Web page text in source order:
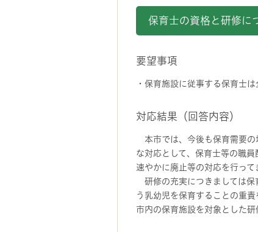
保育士の資格と研修に
要望事項
・保育施設に従事する保育士
対応結果（回答内容）
本市では、今後も保育需要の
な対応として、保育士等の職
速やかに廃止等の対応を行って
研修の充実につきましては保
う乳幼児を保育することの重
市内の保育施設を対象とした